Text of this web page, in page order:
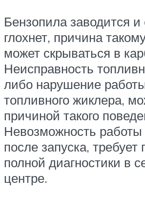
Бензопила заводится и
глохнет, причина
может скрываться в
Неисправность
либо нарушение
топливного жиклера,
причиной такого
Невозможность
после запуска, требует
полной диагностики в
центре.